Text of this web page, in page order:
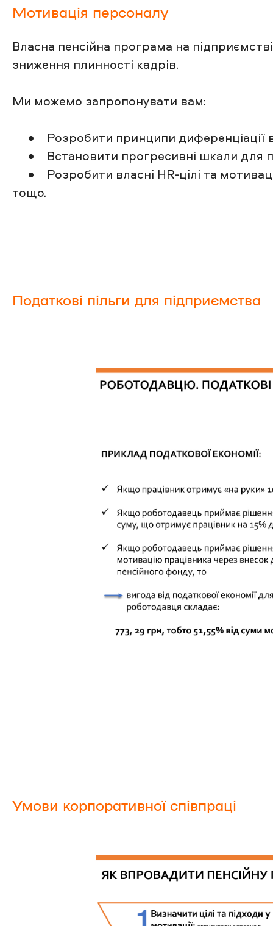
Мотивація персоналу
Власна пенсійна програма на
зниження плинності кадрів.
Ми можемо запропонувати вам:
• Розробити принципи диференціації
• Встановити прогресивні шкали для
• Розробити власні HR-цілі та
тощо.
Податкові пільги для підприємства
Умови корпоративної співпраці